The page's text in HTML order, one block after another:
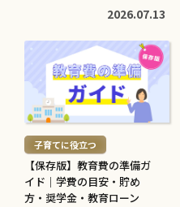
2026.07.13
を
読
む
> 子育てに役立つ
【保存版】教育費の準備ガ
イド｜学費の目安・貯め
方・奨学金・教育ローン